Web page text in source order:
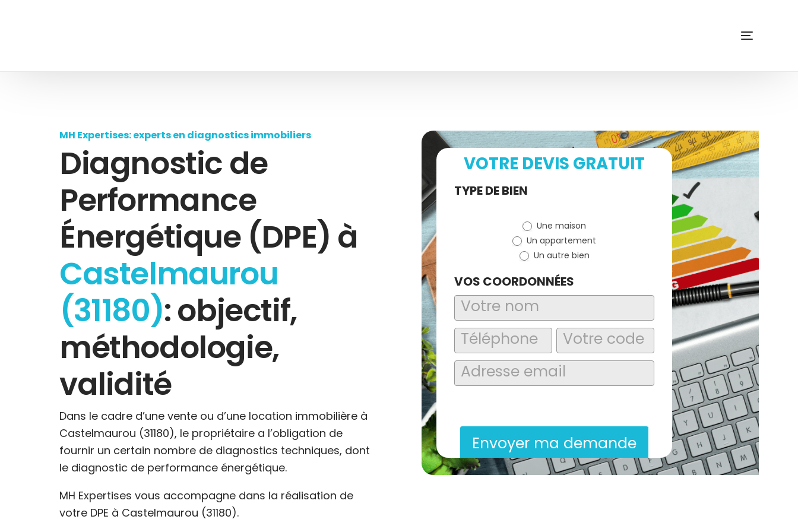
MH Expertises: experts en diagnostics immobiliers
Diagnostic de
Performance
Énergétique (DPE) à
Castelmaurou
(31180): objectif,
méthodologie,
validité
Dans le cadre d’une vente ou d’une location immobilière à
Castelmaurou (31180), le propriétaire a l’obligation de
fournir un certain nombre de diagnostics techniques, dont
le diagnostic de performance énergétique.
MH Expertises vous accompagne dans la réalisation de
votre DPE à Castelmaurou (31180).
VOTRE DEVIS GRATUIT
Demande
TYPE DE BIEN
Une maison
Un appartement
Un autre bien
VOS COORDONNÉES
Envoyer ma demande